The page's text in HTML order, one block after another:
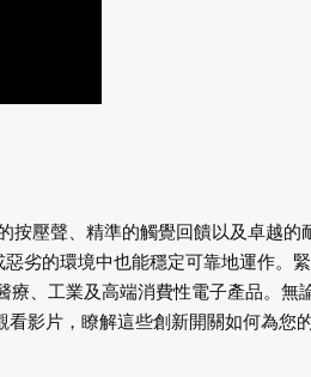
壓聲、精準的觸覺回饋以及卓越的
劣的環境中也能穩定可靠地運作。
、工業及高端消費性電子產品。無
影片，瞭解這些創新開關如何為您